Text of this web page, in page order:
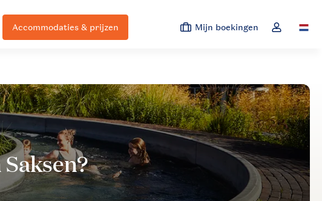
Accommodaties & prijzen Mijn boekingen Open de